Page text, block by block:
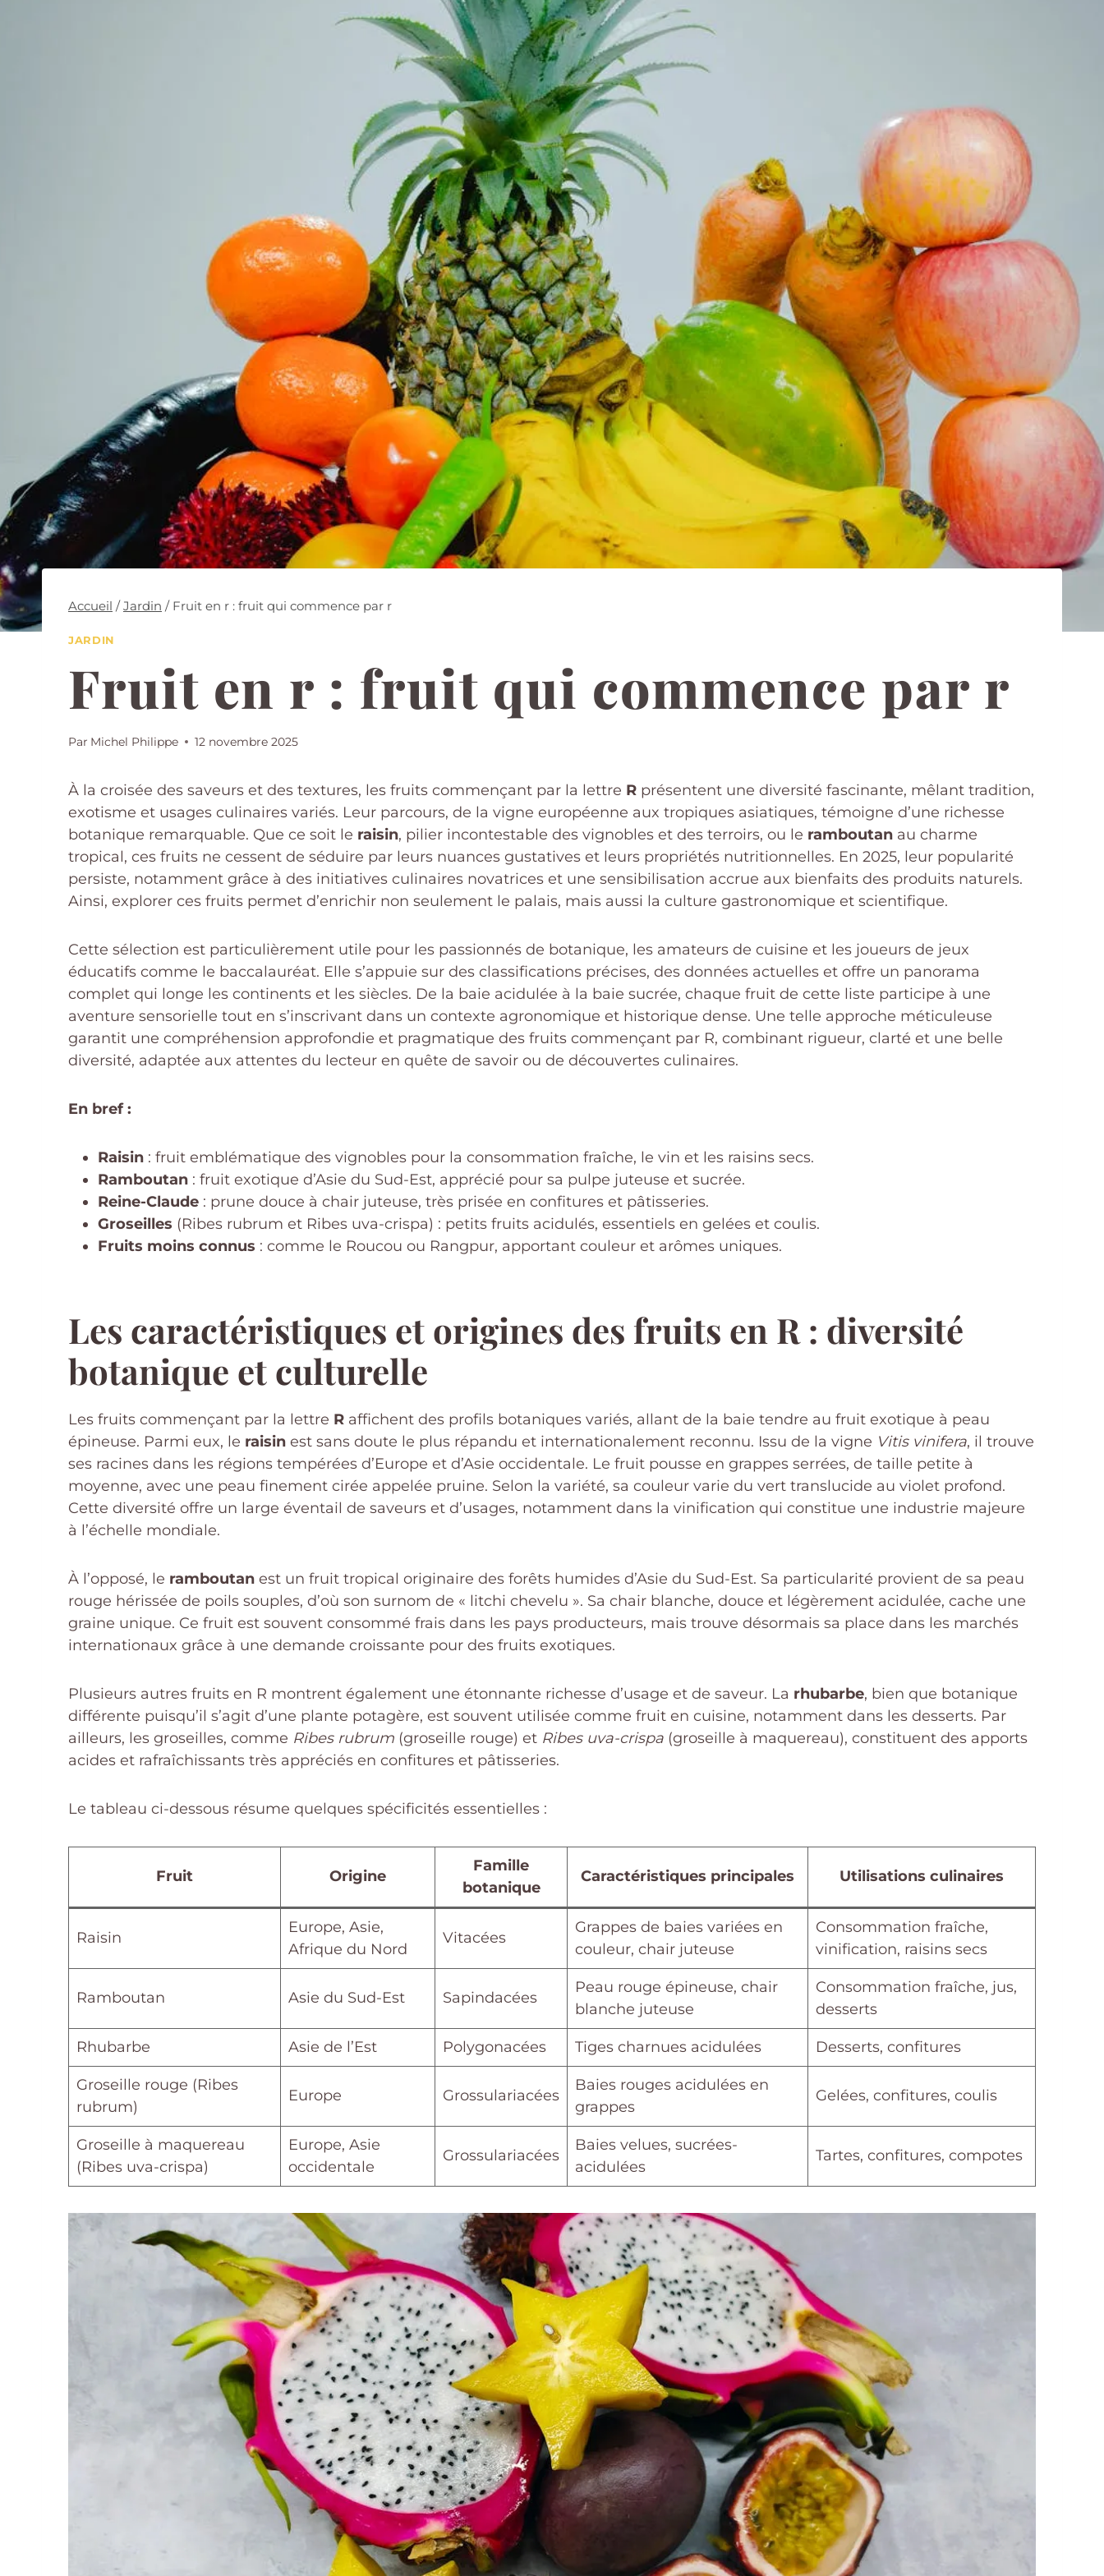
Accueil / Jardin / Fruit en r : fruit qui commence par r
JARDIN
Fruit en r : fruit qui commence par r
Par Michel Philippe 12 novembre 2025
À la croisée des saveurs et des textures, les fruits commençant par la lettre R présentent une diversité fascinante, mêlant tradition,
exotisme et usages culinaires variés. Leur parcours, de la vigne européenne aux tropiques asiatiques, témoigne d’une richesse
botanique remarquable. Que ce soit le raisin, pilier incontestable des vignobles et des terroirs, ou le ramboutan au charme
tropical, ces fruits ne cessent de séduire par leurs nuances gustatives et leurs propriétés nutritionnelles. En 2025, leur popularité
persiste, notamment grâce à des initiatives culinaires novatrices et une sensibilisation accrue aux bienfaits des produits naturels.
Ainsi, explorer ces fruits permet d’enrichir non seulement le palais, mais aussi la culture gastronomique et scientifique.
Cette sélection est particulièrement utile pour les passionnés de botanique, les amateurs de cuisine et les joueurs de jeux
éducatifs comme le baccalauréat. Elle s’appuie sur des classifications précises, des données actuelles et offre un panorama
complet qui longe les continents et les siècles. De la baie acidulée à la baie sucrée, chaque fruit de cette liste participe à une
aventure sensorielle tout en s’inscrivant dans un contexte agronomique et historique dense. Une telle approche méticuleuse
garantit une compréhension approfondie et pragmatique des fruits commençant par R, combinant rigueur, clarté et une belle
diversité, adaptée aux attentes du lecteur en quête de savoir ou de découvertes culinaires.
En bref :
Raisin : fruit emblématique des vignobles pour la consommation fraîche, le vin et les raisins secs.
Ramboutan : fruit exotique d’Asie du Sud-Est, apprécié pour sa pulpe juteuse et sucrée.
Reine-Claude : prune douce à chair juteuse, très prisée en confitures et pâtisseries.
Groseilles (Ribes rubrum et Ribes uva-crispa) : petits fruits acidulés, essentiels en gelées et coulis.
Fruits moins connus : comme le Roucou ou Rangpur, apportant couleur et arômes uniques.
Les caractéristiques et origines des fruits en R : diversité
botanique et culturelle
Les fruits commençant par la lettre R affichent des profils botaniques variés, allant de la baie tendre au fruit exotique à peau
épineuse. Parmi eux, le raisin est sans doute le plus répandu et internationalement reconnu. Issu de la vigne Vitis vinifera, il trouve
ses racines dans les régions tempérées d’Europe et d’Asie occidentale. Le fruit pousse en grappes serrées, de taille petite à
moyenne, avec une peau finement cirée appelée pruine. Selon la variété, sa couleur varie du vert translucide au violet profond.
Cette diversité offre un large éventail de saveurs et d’usages, notamment dans la vinification qui constitue une industrie majeure
à l’échelle mondiale.
À l’opposé, le ramboutan est un fruit tropical originaire des forêts humides d’Asie du Sud-Est. Sa particularité provient de sa peau
rouge hérissée de poils souples, d’où son surnom de « litchi chevelu ». Sa chair blanche, douce et légèrement acidulée, cache une
graine unique. Ce fruit est souvent consommé frais dans les pays producteurs, mais trouve désormais sa place dans les marchés
internationaux grâce à une demande croissante pour des fruits exotiques.
Plusieurs autres fruits en R montrent également une étonnante richesse d’usage et de saveur. La rhubarbe, bien que botanique
différente puisqu’il s’agit d’une plante potagère, est souvent utilisée comme fruit en cuisine, notamment dans les desserts. Par
ailleurs, les groseilles, comme Ribes rubrum (groseille rouge) et Ribes uva-crispa (groseille à maquereau), constituent des apports
acides et rafraîchissants très appréciés en confitures et pâtisseries.
Le tableau ci-dessous résume quelques spécificités essentielles :
Fruit Origine
Famille
botanique
Caractéristiques principales Utilisations culinaires
Raisin
Europe, Asie,
Afrique du Nord
Vitacées
Grappes de baies variées en
couleur, chair juteuse
Consommation fraîche,
vinification, raisins secs
Ramboutan Asie du Sud-Est Sapindacées
Peau rouge épineuse, chair
blanche juteuse
Consommation fraîche, jus,
desserts
Rhubarbe Asie de l’Est Polygonacées Tiges charnues acidulées Desserts, confitures
Groseille rouge (Ribes
rubrum)
Europe Grossulariacées
Baies rouges acidulées en
grappes
Gelées, confitures, coulis
Groseille à maquereau
(Ribes uva-crispa)
Europe, Asie
occidentale
Grossulariacées
Baies velues, sucrées-
acidulées
Tartes, confitures, compotes